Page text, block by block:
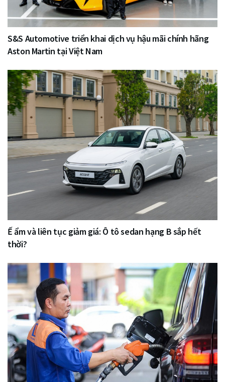
S&S Automotive triển khai dịch vụ hậu mãi chính hãng
Aston Martin tại Việt Nam
Ế ẩm và liên tục giảm giá: Ô tô sedan hạng B sắp hết
thời?